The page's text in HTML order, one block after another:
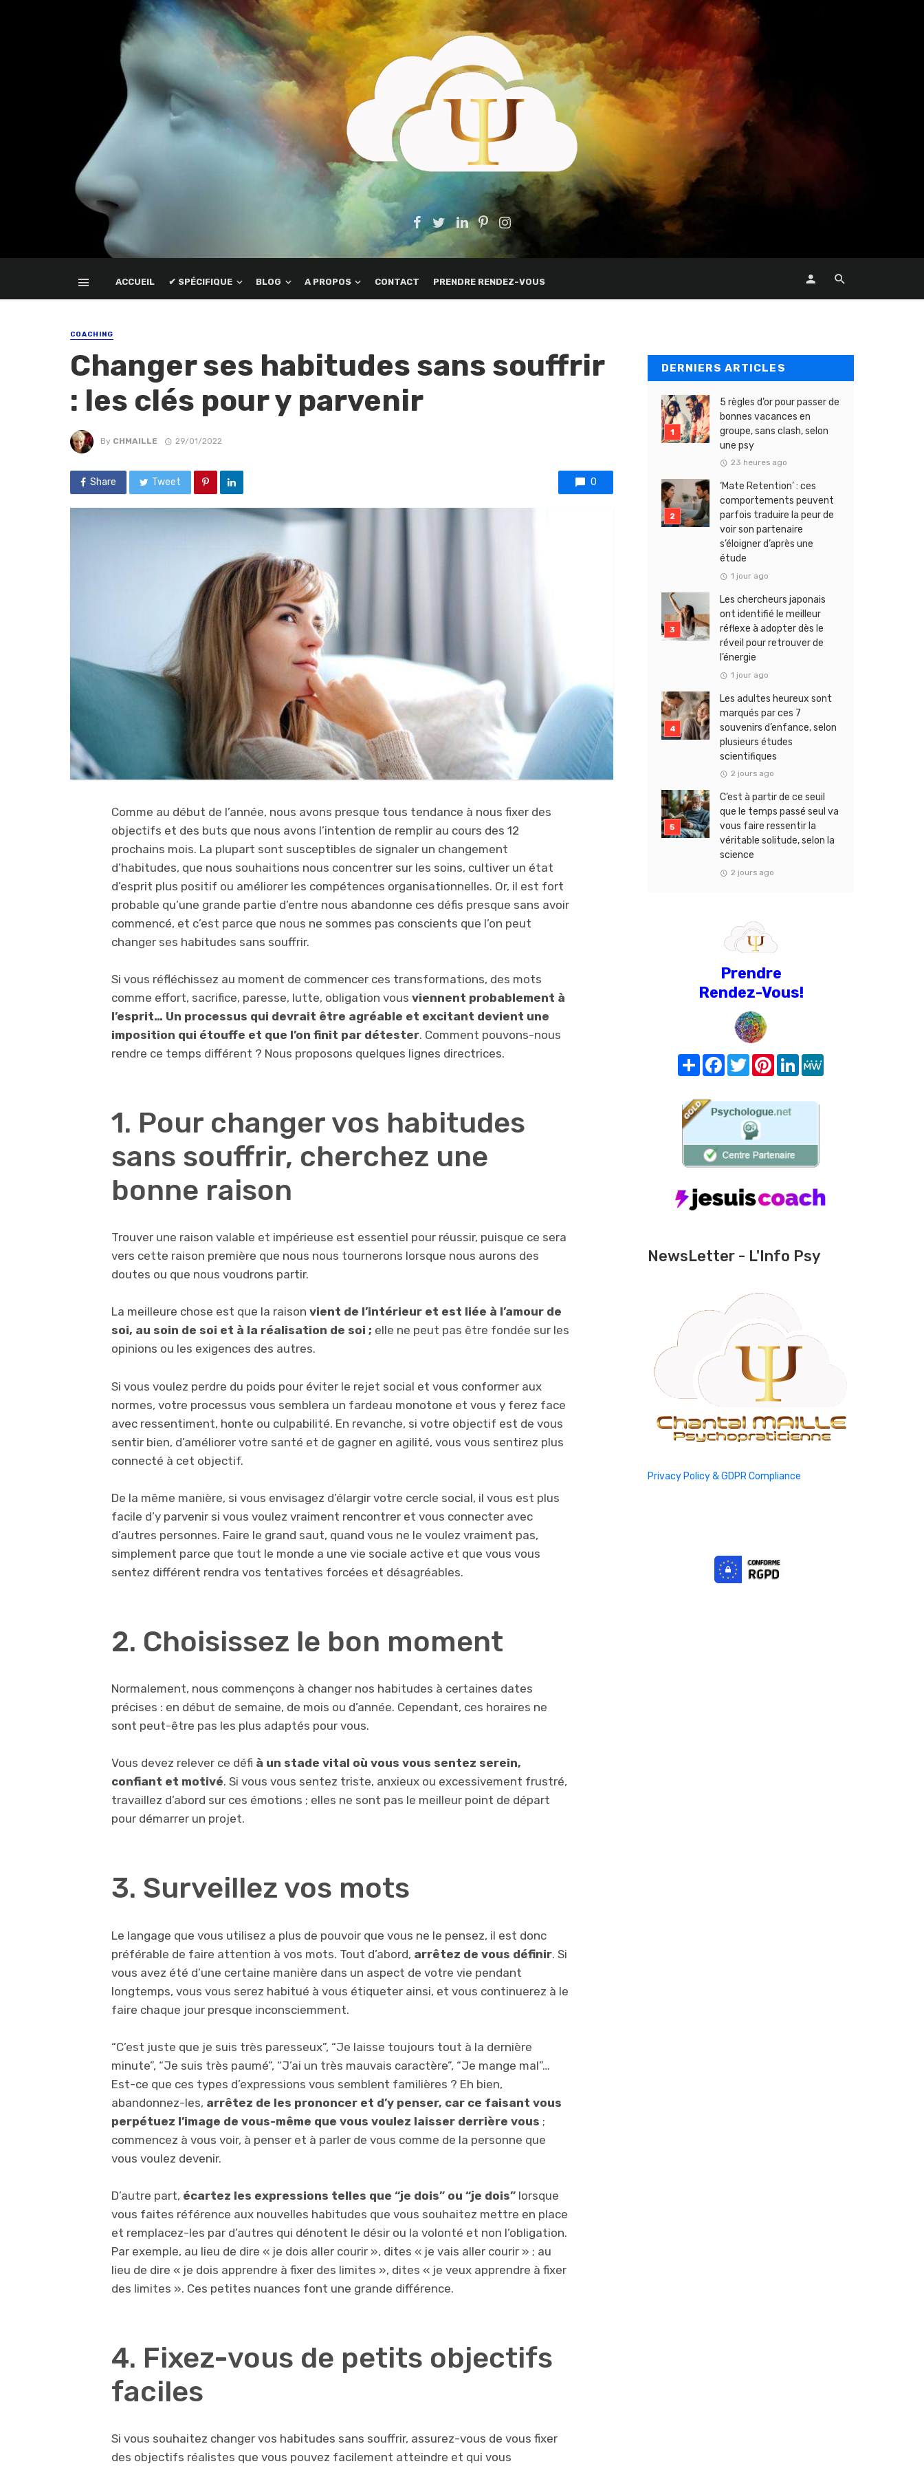
ACCUEIL ✔ SPÉCIFIQUE BLOG A PROPOS CONTACT PRENDRE RENDEZ-VOUS
COACHING
Changer ses habitudes sans souffrir
: les clés pour y parvenir
By CHMAILLE 29/01/2022
Share Tweet 0
Comme au début de l’année, nous avons presque tous tendance à nous fixer des
objectifs et des buts que nous avons l’intention de remplir au cours des 12
prochains mois. La plupart sont susceptibles de signaler un changement
d’habitudes, que nous souhaitions nous concentrer sur les soins, cultiver un état
d’esprit plus positif ou améliorer les compétences organisationnelles. Or, il est fort
probable qu’une grande partie d’entre nous abandonne ces défis presque sans avoir
commencé, et c’est parce que nous ne sommes pas conscients que l’on peut
changer ses habitudes sans souffrir.
Si vous réfléchissez au moment de commencer ces transformations, des mots
comme effort, sacrifice, paresse, lutte, obligation vous viennent probablement à
l’esprit… Un processus qui devrait être agréable et excitant devient une
imposition qui étouffe et que l’on finit par détester. Comment pouvons-nous
rendre ce temps différent ? Nous proposons quelques lignes directrices.
1. Pour changer vos habitudes
sans souffrir, cherchez une
bonne raison
Trouver une raison valable et impérieuse est essentiel pour réussir, puisque ce sera
vers cette raison première que nous nous tournerons lorsque nous aurons des
doutes ou que nous voudrons partir.
La meilleure chose est que la raison vient de l’intérieur et est liée à l’amour de
soi, au soin de soi et à la réalisation de soi ; elle ne peut pas être fondée sur les
opinions ou les exigences des autres.
Si vous voulez perdre du poids pour éviter le rejet social et vous conformer aux
normes, votre processus vous semblera un fardeau monotone et vous y ferez face
avec ressentiment, honte ou culpabilité. En revanche, si votre objectif est de vous
sentir bien, d’améliorer votre santé et de gagner en agilité, vous vous sentirez plus
connecté à cet objectif.
De la même manière, si vous envisagez d’élargir votre cercle social, il vous est plus
facile d’y parvenir si vous voulez vraiment rencontrer et vous connecter avec
d’autres personnes. Faire le grand saut, quand vous ne le voulez vraiment pas,
simplement parce que tout le monde a une vie sociale active et que vous vous
sentez différent rendra vos tentatives forcées et désagréables.
2. Choisissez le bon moment
Normalement, nous commençons à changer nos habitudes à certaines dates
précises : en début de semaine, de mois ou d’année. Cependant, ces horaires ne
sont peut-être pas les plus adaptés pour vous.
Vous devez relever ce défi à un stade vital où vous vous sentez serein,
confiant et motivé. Si vous vous sentez triste, anxieux ou excessivement frustré,
travaillez d’abord sur ces émotions ; elles ne sont pas le meilleur point de départ
pour démarrer un projet.
3. Surveillez vos mots
Le langage que vous utilisez a plus de pouvoir que vous ne le pensez, il est donc
préférable de faire attention à vos mots. Tout d’abord, arrêtez de vous définir. Si
vous avez été d’une certaine manière dans un aspect de votre vie pendant
longtemps, vous vous serez habitué à vous étiqueter ainsi, et vous continuerez à le
faire chaque jour presque inconsciemment.
“C’est juste que je suis très paresseux”, “Je laisse toujours tout à la dernière
minute”, “Je suis très paumé”, “J’ai un très mauvais caractère”, “Je mange mal”…
Est-ce que ces types d’expressions vous semblent familières ? Eh bien,
abandonnez-les, arrêtez de les prononcer et d’y penser, car ce faisant vous
perpétuez l’image de vous-même que vous voulez laisser derrière vous ;
commencez à vous voir, à penser et à parler de vous comme de la personne que
vous voulez devenir.
D’autre part, écartez les expressions telles que “je dois” ou “je dois” lorsque
vous faites référence aux nouvelles habitudes que vous souhaitez mettre en place
et remplacez-les par d’autres qui dénotent le désir ou la volonté et non l’obligation.
Par exemple, au lieu de dire « je dois aller courir », dites « je vais aller courir » ; au
lieu de dire « je dois apprendre à fixer des limites », dites « je veux apprendre à fixer
des limites ». Ces petites nuances font une grande différence.
4. Fixez-vous de petits objectifs
faciles
Si vous souhaitez changer vos habitudes sans souffrir, assurez-vous de vous fixer
des objectifs réalistes que vous pouvez facilement atteindre et qui vous
DERNIERS ARTICLES
5 règles d’or pour passer de
bonnes vacances en
groupe, sans clash, selon
une psy
23 heures ago
‘Mate Retention’ : ces
comportements peuvent
parfois traduire la peur de
voir son partenaire
s’éloigner d’après une
étude
1 jour ago
Les chercheurs japonais
ont identifié le meilleur
réflexe à adopter dès le
réveil pour retrouver de
l’énergie
1 jour ago
Les adultes heureux sont
marqués par ces 7
souvenirs d’enfance, selon
plusieurs études
scientifiques
2 jours ago
C’est à partir de ce seuil
que le temps passé seul va
vous faire ressentir la
véritable solitude, selon la
science
2 jours ago
Prendre
Rendez-Vous!
Share FacebookTwitterPinterest
LinkedIn
NewsLetter - L'Info Psy
Privacy Policy & GDPR Compliance